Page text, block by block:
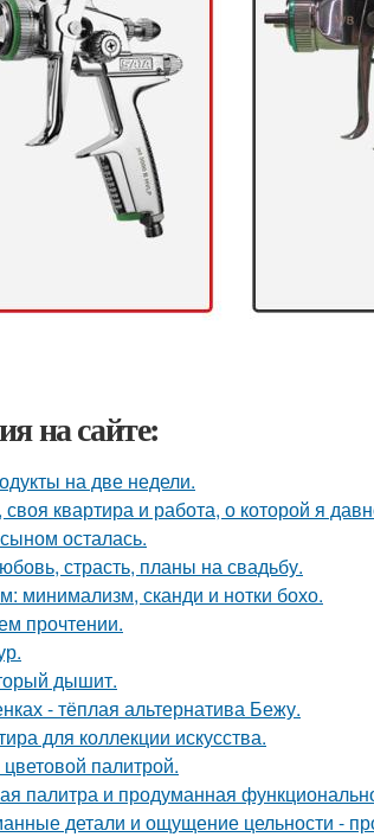
на сайте:
на две недели.
квартира и работа, о которой я
осталась.
страсть, планы на свадьбу.
минимализм, сканди и нотки бохо.
прочтении.
дышит.
- тёплая альтернатива Бежу.
для коллекции искусства.
палитрой.
палитра и продуманная
детали и ощущение цельности -